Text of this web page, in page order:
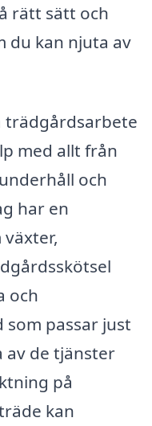
rätt sätt och
du kan njuta av
trädgårdsarbete
med allt från
och
har en
och
passar just
av de tjänster
på
kan